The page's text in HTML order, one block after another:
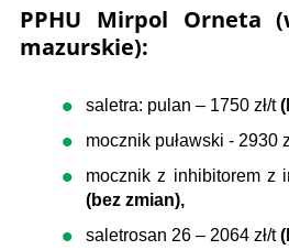
PPHU Mirpol Orneta
mazurskie):
saletra: pulan – 1750 zł/t
mocznik puławski - 2930
mocznik z inhibitorem z
(bez zmian),
saletrosan 26 – 2064 zł/t